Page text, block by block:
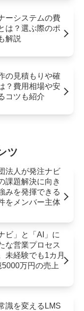
ーシステムの費
は？選ぶ際のポ
解説
の見積もりや確
？費用相場や安
コツも紹介
ツ
法人が発注ナビ
課題解決に向き
みを発揮できる
をメンバー主体
ビ」と「AI」に
な営業プロセス
未経験でも1カ月
5000万円の売上
識を変えるLMS